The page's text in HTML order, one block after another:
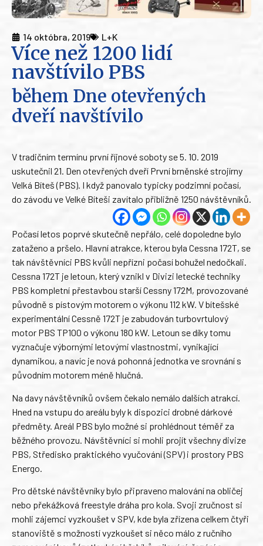
14 októbra, 2019 L+K
Více než 1200 lidí
navštívilo PBS
během Dne otevřených
dveří navštívilo
V tradičním termínu první říjnové soboty se 5. 10. 2019
uskutečnil 21. Den otevřených dveří První brněnské strojírny
Velká Bíteš (PBS). I když panovalo typicky podzimní počasí,
do závodu ve Velké Bíteši zavítalo přibližně 1250 návštěvníků.
Počasí letos poprvé skutečně nepřálo, celé dopoledne bylo
zataženo a pršelo. Hlavní atrakce, kterou byla Cessna 172T, se
tak návštěvníci PBS kvůli nepřízni počasí bohužel nedočkali.
Cessna 172T je letoun, který vznikl v Divizi letecké techniky
PBS kompletní přestavbou starší Cessny 172M, provozované
původně s pístovým motorem o výkonu 112 kW. V bítešské
experimentální Cessně 172T je zabudován turbovrtulový
motor PBS TP100 o výkonu 180 kW. Letoun se díky tomu
vyznačuje výbornými letovými vlastnostmi, vynikající
dynamikou, a navíc je nová pohonná jednotka ve srovnání s
původním motorem méně hlučná.
Na davy návštěvníků ovšem čekalo nemálo dalších atrakcí.
Hned na vstupu do areálu byly k dispozici drobné dárkové
předměty. Areál PBS bylo možné si prohlédnout téměř za
běžného provozu. Návštěvníci si mohli projít všechny divize
PBS, Středisko praktického vyučování (SPV) i prostory PBS
Energo.
Pro dětské návštěvníky bylo připraveno malování na obličej
nebo překážková freestyle dráha pro kola. Svoji zručnost si
mohli zájemci vyzkoušet v SPV, kde byla zřízena celkem čtyři
stanoviště s možností vyzkoušet si něco málo z ručního